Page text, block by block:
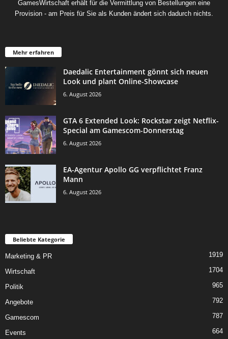
GamesWirtschaft erhält für die Vermittlung von Bestellungen eine
Provision - am Preis für Sie als Kunden ändert sich dadurch nichts.
Mehr erfahren
Daedalic Entertainment gönnt sich neuen
Look und plant Online-Showcase
6. August 2026
GTA 6 Extended Look: Rockstar zeigt Netflix-
Special am Gamescom-Donnerstag
6. August 2026
EA-Agentur Apollo GG verpflichtet Franz
Mann
6. August 2026
Beliebte Kategorie
Marketing & PR 1919
Wirtschaft 1704
Politik 965
Angebote 792
Gamescom 787
Events 664